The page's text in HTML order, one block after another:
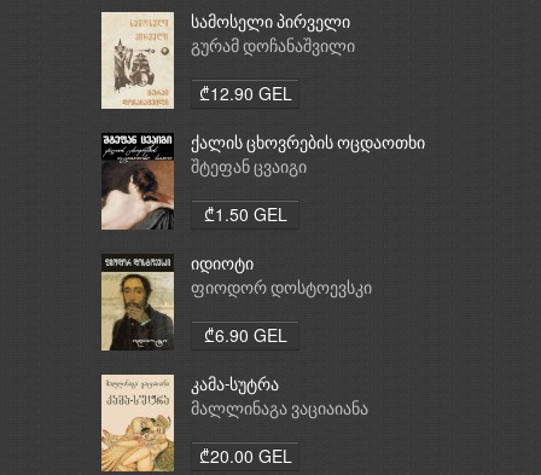
სამოსელი პირველი
გურამ დოჩანაშვილი
₾12.90 GEL
ქალის ცხოვრების ოცდაოთხი
საათი
შტეფან ცვაიგი
₾1.50 GEL
იდიოტი
ფიოდორ დოსტოევსკი
₾6.90 GEL
კამა-სუტრა
მალლინაგა ვაციაიანა
₾20.00 GEL